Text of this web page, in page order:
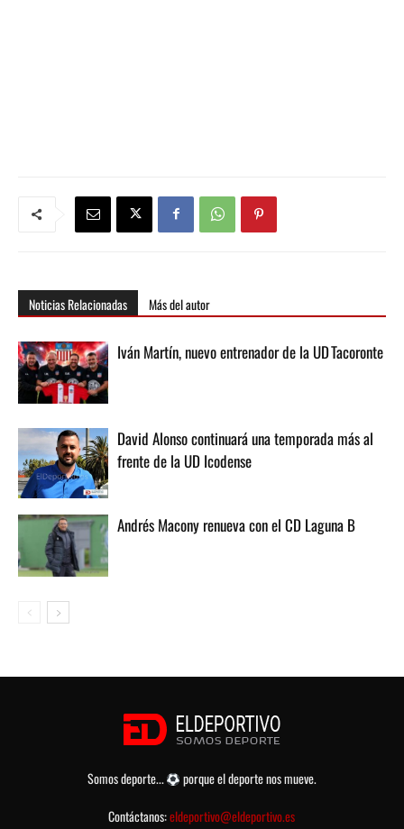
Noticias Relacionadas Más del autor
Iván Martín, nuevo entrenador de la UD Tacoronte
David Alonso continuará una temporada más al
frente de la UD Icodense
Andrés Macony renueva con el CD Laguna B
Somos deporte...
porque el deporte nos mueve.
Contáctanos:eldeportivo@eldeportivo.es